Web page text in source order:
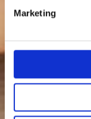
Marketing